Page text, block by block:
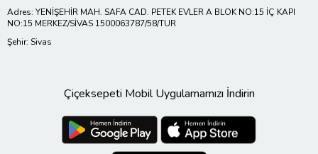
Adres: YENİŞEHİR MAH. SAFA CAD. PETEK EVLER A BLOK NO:15 İÇ KAPI
NO:15 MERKEZ/SİVAS 1500063787/58/TUR
Şehir: Sivas
Çiçeksepeti Mobil Uygulamamızı İndirin